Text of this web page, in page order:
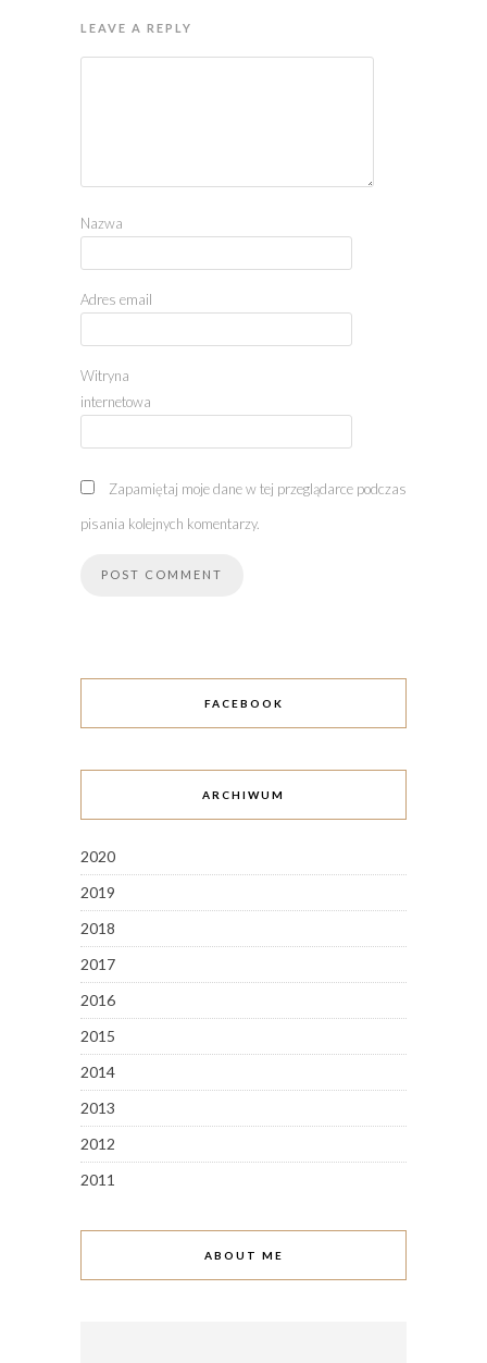
LEAVE A REPLY
Nazwa
Adres email
Witryna
internetowa
Zapamiętaj moje dane w tej przeglądarce podczas
pisania kolejnych komentarzy.
FACEBOOK
ARCHIWUM
2020
2019
2018
2017
2016
2015
2014
2013
2012
2011
ABOUT ME